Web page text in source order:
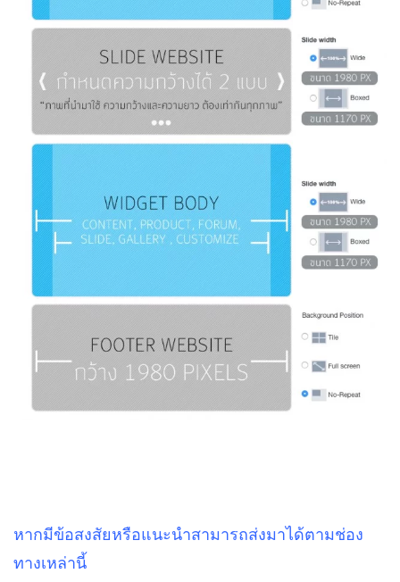
หากมีข้อสงสัยหรือแนะนำสามารถส่งมาได้ตามช่อง
ทางเหล่านี้